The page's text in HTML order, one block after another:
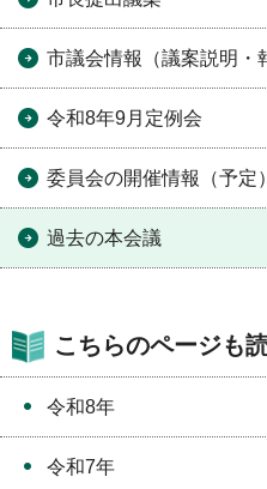
市議会情報（議案説明・
令和8年9月定例会
委員会の開催情報（予定）
過去の本会議
こちらのページも
令和8年
令和7年